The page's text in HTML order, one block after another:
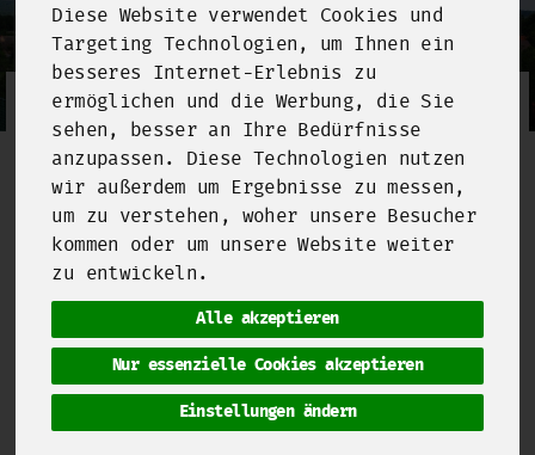
Diese Website verwendet Cookies und
Targeting Technologien, um Ihnen ein
besseres Internet-Erlebnis zu
ermöglichen und die Werbung, die Sie
sehen, besser an Ihre Bedürfnisse
anzupassen. Diese Technologien nutzen
wir außerdem um Ergebnisse zu messen,
um zu verstehen, woher unsere Besucher
kommen oder um unsere Website weiter
zu entwickeln.
Alle akzeptieren
Nur essenzielle Cookies akzeptieren
Einstellungen ändern
Ökodorf Brodowin
DasÖkodorf Brodowinproduziert bis zu
80 verschiedene Produkte und steht für
Regionalität, kurze Transportwege,
Transparenz, Service, Arbeitsplätze in
der Region, Umwelt- und Naturschutz,
Förderung und Bildung sowie Soziales
Engagement und das alles unter dem
Ansatz des bio-dynamischen Landbaus. Und
wer einmal die leckere Milch aus
Brodowin getrunken hat, will keine
andere mehr!